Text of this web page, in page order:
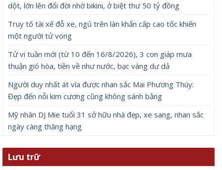
dột, lớn lên đổi đời nhờ bikini, ở biệt thư 50 tỷ đồng
Truy tố tài xế đỗ xe, ngủ trên làn khẩn cấp cao tốc khiến
một người tử vong
Tử vi tuần mới (từ 10 đến 16/8/2026), 3 con giáp mưa
thuận gió hòa, tiền về như nước, bạc vàng dư dả
Người duy nhất át vía được nhan sắc Mai Phương Thúy:
Đẹp đến nỗi kim cương cũng không sánh bằng
Mỹ nhân DJ Mie tuổi 31 sở hữu nhà đẹp, xe sang, nhan sắc
ngày càng thăng hạng
Lưu trữ